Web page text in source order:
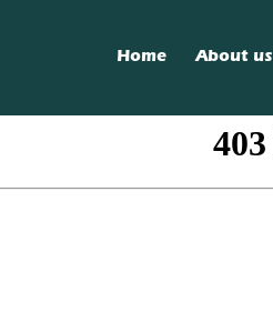
Home About us